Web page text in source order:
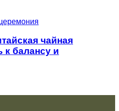
чайная
к балансу и